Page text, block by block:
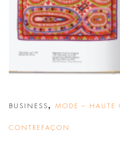
BUSINESS, MODE – HAUTE
CONTREFAÇON